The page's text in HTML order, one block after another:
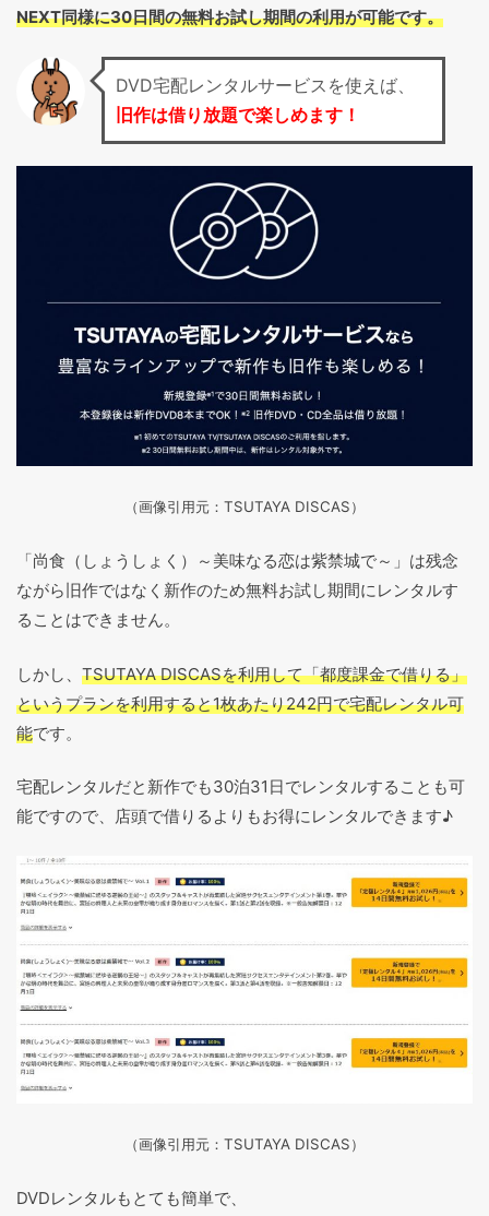
NEXT同様に30日間の無料お試し期間の利用が可能です。
DVD宅配レンタルサービスを使えば、
旧作は借り放題で楽しめます！
（画像引用元：TSUTAYA DISCAS）
「尚食（しょうしょく）～美味なる恋は紫禁城で～」は残念
ながら旧作ではなく新作のため無料お試し期間にレンタルす
ることはできません。
しかし、 TSUTAYA DISCASを利用して「都度課金で借りる」
というプランを利用すると1枚あたり242円で宅配レンタル可
能です。
宅配レンタルだと新作でも30泊31日でレンタルすることも可
能ですので、店頭で借りるよりもお得にレンタルできます♪
（画像引用元：TSUTAYA DISCAS）
DVDレンタルもとても簡単で、